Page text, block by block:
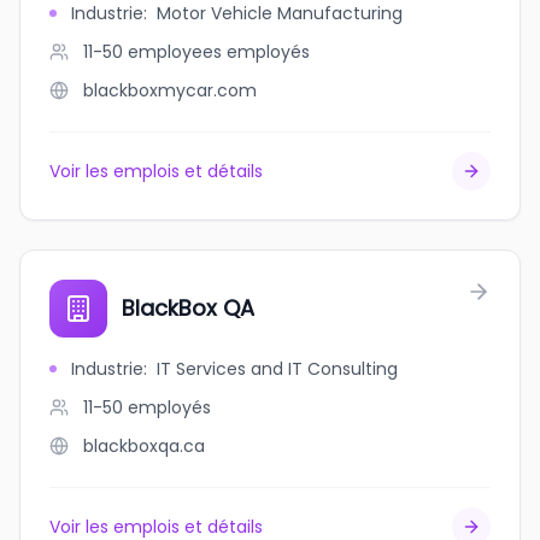
Industrie: Motor Vehicle Manufacturing
11-50 employees employés
blackboxmycar.com
Voir les emplois et détails
BlackBox QA
Industrie: IT Services and IT Consulting
11-50 employés
blackboxqa.ca
Voir les emplois et détails